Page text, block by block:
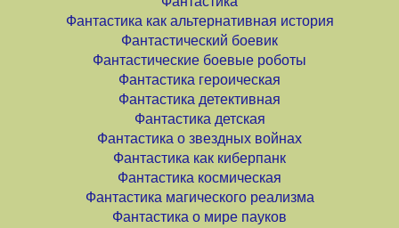
Фантастика как альтернативная история
Фантастический боевик
Фантастические боевые роботы
Фантастика героическая
Фантастика детективная
Фантастика детская
Фантастика о звездных войнах
Фантастика как киберпанк
Фантастика космическая
Фантастика магического реализма
Фантастика о мире пауков